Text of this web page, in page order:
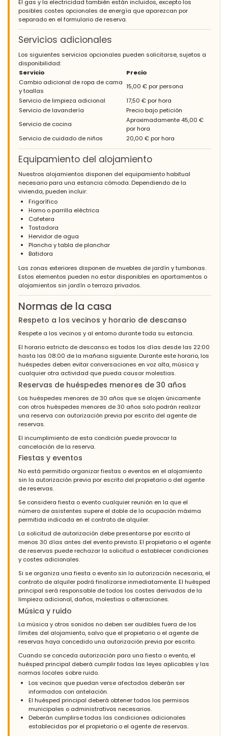
El gas y la electricidad también están incluidos, excepto los
posibles costes opcionales de energía que aparezcan por
separado en el formulario de reserva.
Servicios adicionales
Los siguientes servicios opcionales pueden solicitarse, sujetos a
disponibilidad:
Servicio
Precio
Cambio adicional de ropa de cama
y toallas
15,00 € por persona
Servicio de limpieza adicional
17,50 € por hora
Servicio de lavandería
Precio bajo petición
Servicio de cocina
Aproximadamente 45,00 €
por hora
Servicio de cuidado de niños
20,00 € por hora
Equipamiento del alojamiento
Nuestros alojamientos disponen del equipamiento habitual
necesario para una estancia cómoda. Dependiendo de la
vivienda, pueden incluir:
Frigorífico
Horno o parrilla eléctrica
Cafetera
Tostadora
Hervidor de agua
Plancha y tabla de planchar
Batidora
Las zonas exteriores disponen de muebles de jardín y tumbonas.
Estos elementos pueden no estar disponibles en apartamentos o
alojamientos sin jardín o terraza privados.
Normas de la casa
Respeto a los vecinos y horario de descanso
Respete a los vecinos y al entorno durante toda su estancia.
El horario estricto de descanso es todos los días desde las 22:00
hasta las 08:00 de la mañana siguiente. Durante este horario, los
huéspedes deben evitar conversaciones en voz alta, música y
cualquier otra actividad que pueda causar molestias.
Reservas de huéspedes menores de 30 años
Los huéspedes menores de 30 años que se alojen únicamente
con otros huéspedes menores de 30 años solo podrán realizar
una reserva con autorización previa por escrito del agente de
reservas.
El incumplimiento de esta condición puede provocar la
cancelación de la reserva.
Fiestas y eventos
No está permitido organizar fiestas o eventos en el alojamiento
sin la autorización previa por escrito del propietario o del agente
de reservas.
Se considera fiesta o evento cualquier reunión en la que el
número de asistentes supere el doble de la ocupación máxima
permitida indicada en el contrato de alquiler.
La solicitud de autorización debe presentarse por escrito al
menos 30 días antes del evento previsto. El propietario o el agente
de reservas puede rechazar la solicitud o establecer condiciones
y costes adicionales.
Si se organiza una fiesta o evento sin la autorización necesaria, el
contrato de alquiler podrá finalizarse inmediatamente. El huésped
principal será responsable de todos los costes derivados de la
limpieza adicional, daños, molestias o alteraciones.
Música y ruido
La música y otros sonidos no deben ser audibles fuera de los
límites del alojamiento, salvo que el propietario o el agente de
reservas haya concedido una autorización previa por escrito.
Cuando se conceda autorización para una fiesta o evento, el
huésped principal deberá cumplir todas las leyes aplicables y las
normas locales sobre ruido.
Los vecinos que puedan verse afectados deberán ser
informados con antelación.
El huésped principal deberá obtener todos los permisos
municipales o administrativos necesarios.
Deberán cumplirse todas las condiciones adicionales
establecidas por el propietario o el agente de reservas.